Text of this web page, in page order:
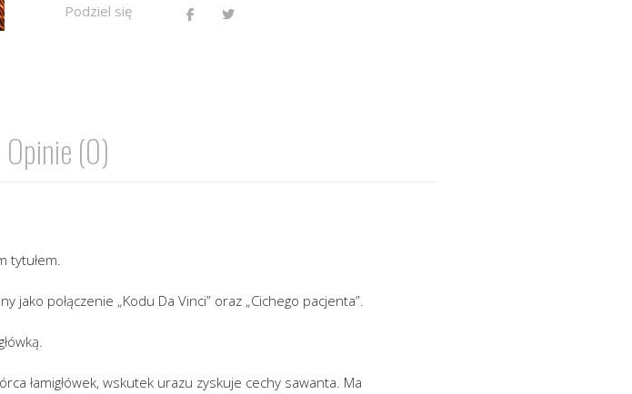
Podziel się
Opinie (0)
tytułem.
jako połączenie „Kodu Da Vinci” oraz „Cichego pacjenta”.
łamigłówek, wskutek urazu zyskuje cechy sawanta. Ma